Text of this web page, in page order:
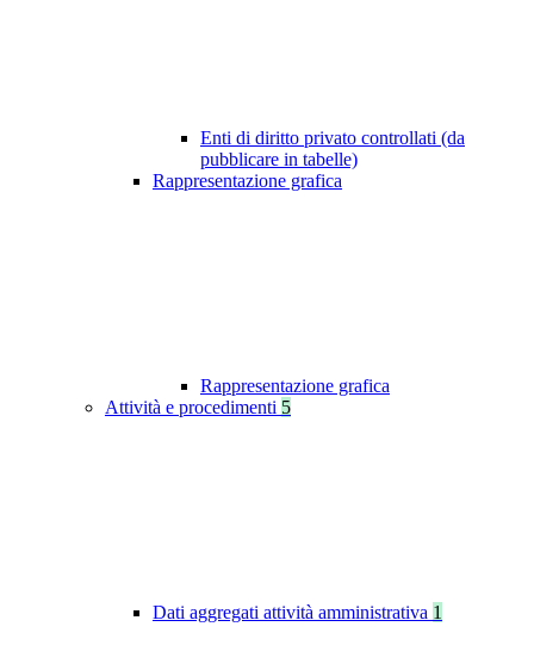
Enti di diritto privato controllati (da
pubblicare in tabelle)
Rappresentazione grafica
Rappresentazione grafica
Attività e procedimenti 5
Dati aggregati attività amministrativa 1